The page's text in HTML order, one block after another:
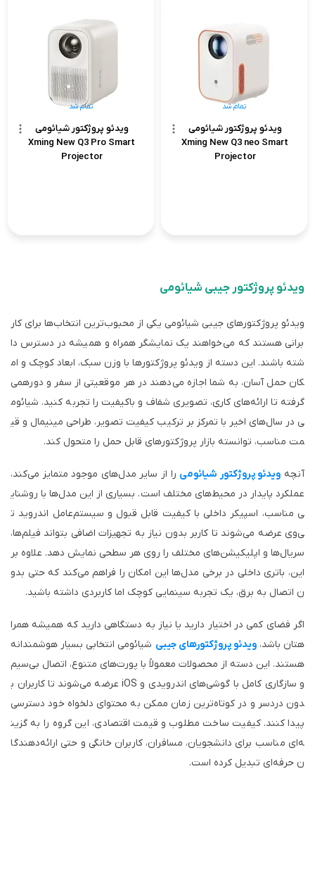
ویدئو پروژکتور شیائومی
Xming New Q3 neo Smart
Projector
تمام شد
ویدئو پروژکتور شیائومی
Xming New Q3 Pro Smart
Projector
تمام شد
ویدئو پروژکتور جیبی شیائومی
ویدئو پروژکتورهای جیبی شیائومی یکی از محبوب‌ترین انتخاب‌ها برای کار
برانی هستند که می‌خواهند یک نمایشگر همراه و همیشه در دسترس دا
شته باشند. این دسته از ویدئو پروژکتورها با وزن سبک، ابعاد کوچک و ام
کان حمل آسان، به شما اجازه می‌دهند در هر موقعیتی از سفر و دورهمی
گرفته تا ارائه‌های کاری، تصویری شفاف و باکیفیت را تجربه کنید. شیائوم
ی در سال‌های اخیر با تمرکز بر ترکیب کیفیت تصویر، طراحی مینیمال و قی
مت مناسب، توانسته بازار پروژکتورهای قابل حمل را متحول کند.
آنچه ویدئو پروژکتور شیائومی را از سایر مدل‌های موجود متمایز می‌کند،
عملکرد پایدار در محیط‌های مختلف است. بسیاری از این مدل‌ها با روشنای
ی مناسب، اسپیکر داخلی با کیفیت قابل قبول و سیستم‌عامل اندروید ت
ی‌وی عرضه می‌شوند تا کاربر بدون نیاز به تجهیزات اضافی بتواند فیلم‌ها،
سریال‌ها و اپلیکیشن‌های مختلف را روی هر سطحی نمایش دهد. علاوه بر
این، باتری داخلی در برخی مدل‌ها این امکان را فراهم می‌کند که حتی بدو
ن اتصال به برق، یک تجربه سینمایی کوچک اما کاربردی داشته باشید.
اگر فضای کمی در اختیار دارید یا نیاز به دستگاهی دارید که همیشه همرا
هتان باشد،ویدئو پروژکتورهای جیبی شیائومی انتخابی بسیار هوشمندانه
هستند. این دسته از محصولات معمولاً با پورت‌های متنوع، اتصال بی‌سیم
و سازگاری کامل با گوشی‌های اندرویدی و iOS عرضه می‌شوند تا کاربران ب
دون دردسر و در کوتاه‌ترین زمان ممکن به محتوای دلخواه خود دسترسی
پیدا کنند. کیفیت ساخت مطلوب و قیمت اقتصادی، این گروه را به گزین
ه‌ای مناسب برای دانشجویان، مسافران، کاربران خانگی و حتی ارائه‌دهندگا
ن حرفه‌ای تبدیل کرده است.